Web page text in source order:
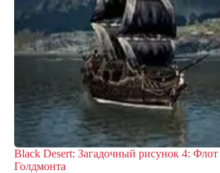
Black Desert: Загадочный рисунок 4: Флот
Голдмонта